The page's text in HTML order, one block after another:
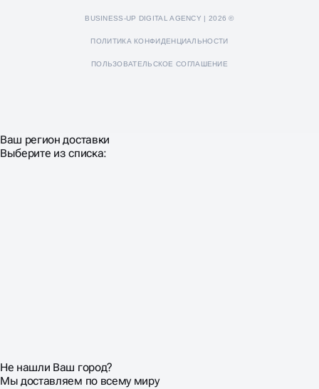
BUSINESS-UP DIGITAL AGENCY | 2026 ©
ПОЛИТИКА КОНФИДЕНЦИАЛЬНОСТИ
ПОЛЬЗОВАТЕЛЬСКОЕ СОГЛАШЕНИЕ
Ваш регион доставки
Выберите из списка:
Не нашли Ваш город?
Мы доставляем по всему миру